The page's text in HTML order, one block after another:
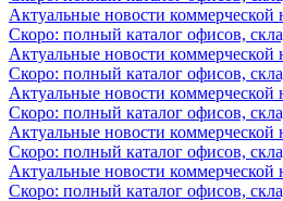
Актуальные новости коммерческой
Скоро: полный каталог офисов,
Актуальные новости коммерческой
Скоро: полный каталог офисов,
Актуальные новости коммерческой
Скоро: полный каталог офисов,
Актуальные новости коммерческой
Скоро: полный каталог офисов,
Актуальные новости коммерческой
Скоро: полный каталог офисов,